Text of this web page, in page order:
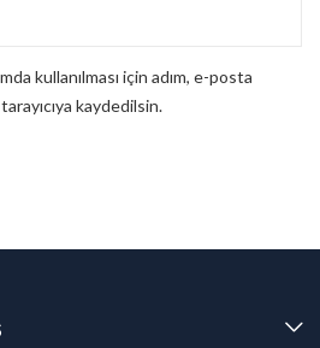
kullanılması için adım, e-posta
kaydedilsin.